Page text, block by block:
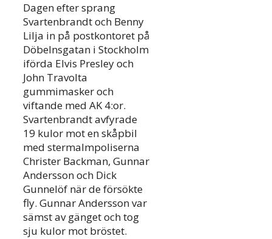
Dagen efter sprang
Svartenbrandt och Benny
Lilja in på postkontoret på
Döbelnsgatan i Stockholm
iförda Elvis Presley och
John Travolta
gummimasker och
viftande med AK 4:or.
Svartenbrandt avfyrade
19 kulor mot en skåpbil
med stermalmpoliserna
Christer Backman, Gunnar
Andersson och Dick
Gunnelöf när de försökte
fly. Gunnar Andersson var
sämst av gänget och tog
sju kulor mot bröstet.